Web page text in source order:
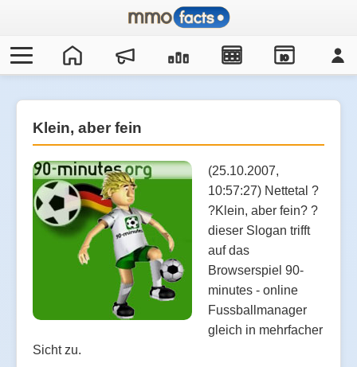
IO
Klein, aber fein
(25.10.2007,
10:57:27) Nettetal ?
?Klein, aber fein? ?
dieser Slogan trifft
auf das
Browserspiel 90-
minutes - online
Fussballmanager
gleich in mehrfacher
Sicht zu.